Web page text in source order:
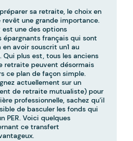
sa retraite, le choix en
revêt une grande importance.
est une des options
épargnants français qui sont
en avoir souscrit un1 au
Qui plus est, tous les anciens
retraite peuvent désormais
ce plan de façon simple.
actuellement sur un
de retraite mutualiste) pour
professionnelle, sachez qu’il
de basculer les fonds qui
PER. Voici quelques
ce transfert